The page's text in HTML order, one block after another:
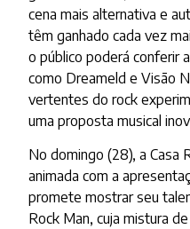
cena mais alternativa e
têm ganhado cada vez
o público poderá conferir
como Dreameld e Visão
vertentes do rock
uma proposta musical
No domingo (28), a Casa
animada com a
promete mostrar seu
Rock Man, cuja mistura